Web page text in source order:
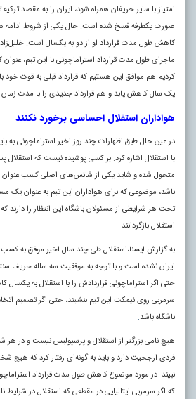
امتیاز با سایر حریفان همراه شود، ایران را به مقصد
صورت یکطرفه فسخ شده است. حال یکی از شروط ادامه
کاهش طول مدت قرارداد او از دو به یکسال است.
ماجرای طول مدت قرارداد استراماچونی با این تیم، عنوان
کردیم هم موافق این هستیم که قرارداد قبلی به قوت خود
یک سال کاهش یابد و هم قرارداد جدیدی را با مدت زمان
هواداران استقلال احساسی برخورد نکنند
در عین حال طبق اظهارات چند روز اخیر استراماچونی به
با استقلال اشاره کرد. بر کسی پوشیده نیست که
متحول شده و شاید یکی از شانس‌های اصلی کسب عنوان
باشد، موضوعی که برای هواداران این تیم به عنوان یک
تحت هر شرایطی از مسئولان باشگاه این انتظار را دارند
استقلال بازگردانند.
به گزارش ایسنا،استقلال طی چند سال اخیر موفق به کسب
ایران نشده است و با توجه به موفقیت سه ساله حریف
حتی اگر استراماچونی قراردادش را با استقلال به یکسال
سرمربی روی نیمکت این تیم بنشیند، حتی اگر تصمیم
باشگاه باشد.
هیچ نامی بزرگتر از استقلال و پرسپولیس نیست و در هر
فردی ارجحیت دارد و باید به گونه‌ای رفتار کرد که هیچ
نبیند. در مورد موضوع کاهش طول مدت قرارداد
که اگر سرمربی ایتالیایی در مقطعی که استقلال در شرایط